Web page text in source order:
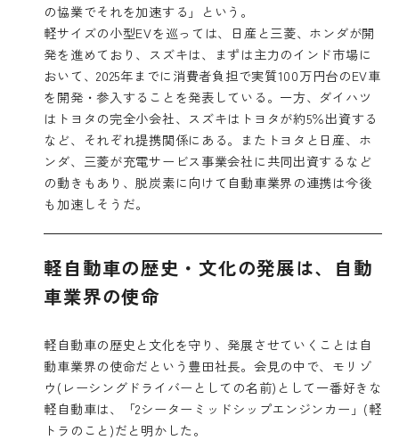
の協業でそれを加速する」という。
軽サイズの小型EVを巡っては、日産と三菱、ホンダが開
発を進めており、スズキは、まずは主力のインド市場に
おいて、2025年までに消費者負担で実質100万円台のEV車
を開発・参入することを発表している。一方、ダイハツ
はトヨタの完全小会社、スズキはトヨタが約5％出資する
など、それぞれ提携関係にある。またトヨタと日産、ホ
ンダ、三菱が充電サービス事業会社に共同出資するなど
の動きもあり、脱炭素に向けて自動車業界の連携は今後
も加速しそうだ。
軽自動車の歴史・文化の発展は、自動
車業界の使命
軽自動車の歴史と文化を守り、発展させていくことは自
動車業界の使命だという豊田社長。会見の中で、モリゾ
ウ(レーシングドライバーとしての名前)として一番好きな
軽自動車は、「2シーターミッドシップエンジンカー」(軽
トラのこと)だと明かした。